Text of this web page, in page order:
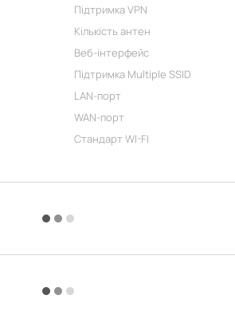
Підтримка VPN
Кількість антен
Веб-інтерфейс
Підтримка Multiple SSID
LAN-порт
WAN-порт
Стандарт WI-FI